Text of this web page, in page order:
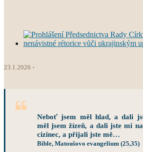
23.1.2026
Neboť jsem měl hlad, a dali
měl jsem žízeň, a dali jste mi
cizinec, a přijali jste mě…
Bible, Matoušovo evangelium (25,35)